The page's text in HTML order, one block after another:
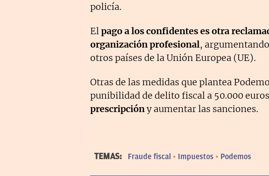
policía.
Elpago a los confidentes es otra
organización profesional,
otros países de la Unión Europea (UE).
Otras de las medidas que plantea
punibilidad de delito fiscal a 50.000
prescripcióny aumentar las sanciones.
TEMAS: Fraude fiscal Impuestos Podemos